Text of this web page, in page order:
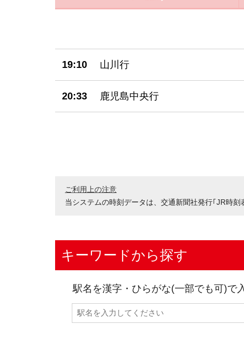
19:10 山川行
20:33 鹿児島中央行
ご利用上の注意
当システムの時刻データは、 交通新聞社発行｢JR時刻
キーワードから探す
駅名を漢字・ひらがな(一部でも可)で